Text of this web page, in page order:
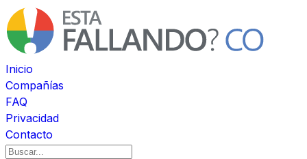
Inicio
Compañías
FAQ
Privacidad
Contacto